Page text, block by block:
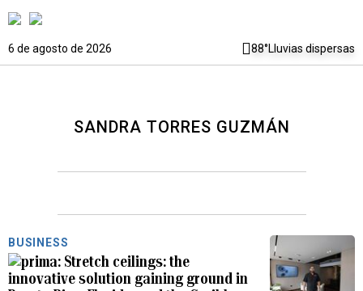
6 de agosto de 2026 88°Lluvias dispersas
SANDRA TORRES GUZMÁN
BUSINESS
Stretch ceilings: the
innovative solution gaining ground in